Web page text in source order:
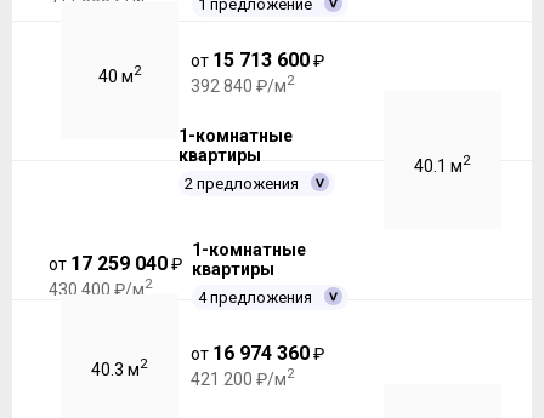
1 предложение
40 м2
от 15 713 600₽
392 840 ₽/м2
1-комнатные
квартиры
2 предложения
40.1 м2
от 17 259 040₽
430 400 ₽/м2
1-комнатные
квартиры
4 предложения
40.3 м2
от 16 974 360₽
421 200 ₽/м2